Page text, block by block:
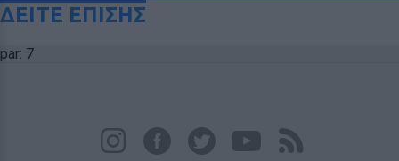
ΔΕΙΤΕ ΕΠΙΣΗΣ
par: 7